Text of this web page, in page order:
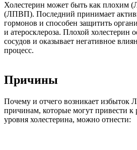
Холестерин может быть как
(ЛПВП). Последний принимает
гормонов и способен защитить
и атеросклероза. Плохой холестерин
сосудов и оказывает негативное
процесс.
Причины
Почему и отчего возникает
причинам, которые могут привести
уровня холестерина, можно отнести: